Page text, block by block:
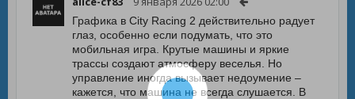
Графика в City Racing 2 действительно радует
глаз, особенно если подумать, что это
мобильная игра. Крутые машины и яркие
трассы создают атмосферу веселья. Но
управление иногда вызывает недоумение –
кажется, что машина не всегда слушается. В